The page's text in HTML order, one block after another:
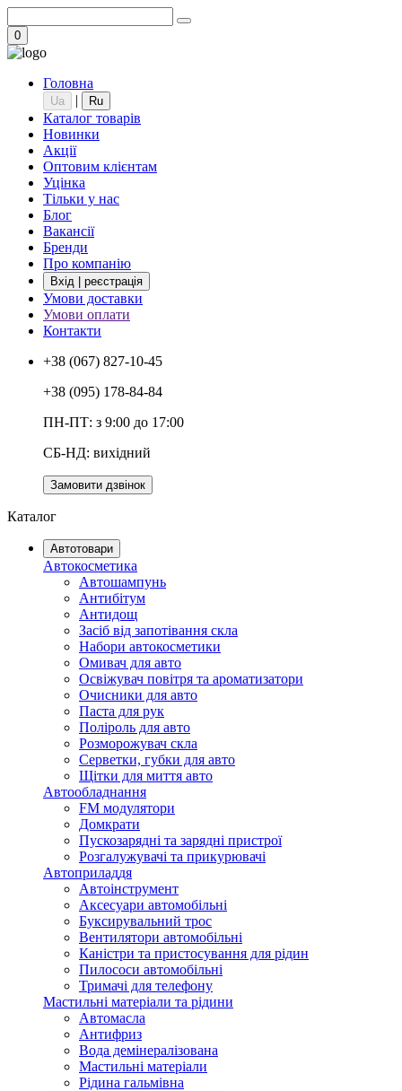
0
Головна
Ua | Ru
Каталог товарів
Новинки
Акції
Оптовим клієнтам
Уцінка
Тільки у нас
Блог
Вакансії
Бренди
Про компанію
Вхід | реєстрація
Умови доставки
Умови оплати
Контакти
+38 (067) 827-10-45
+38 (095) 178-84-84
ПН-ПТ: з 9:00 до 17:00
СБ-НД: вихідний
Замовити дзвінок
Каталог
Автотовари
Автокосметика
Автошампунь
Антибітум
Антидощ
Засіб від запотівання скла
Набори автокосметики
Омивач для авто
Освіжувач повітря та ароматизатори
Очисники для авто
Паста для рук
Поліроль для авто
Розморожувач скла
Серветки, губки для авто
Щітки для миття авто
Автообладнання
FM модулятори
Домкрати
Пускозарядні та зарядні пристрої
Розгалужувачі та прикурювачі
Автоприладдя
Автоінструмент
Аксесуари автомобільні
Буксирувальний трос
Вентилятори автомобільні
Каністри та пристосування для рідин
Пилососи автомобільні
Тримачі для телефону
Мастильні матеріали та рідини
Автомасла
Антифриз
Вода демінералізована
Мастильні матеріали
Рідина гальмівна